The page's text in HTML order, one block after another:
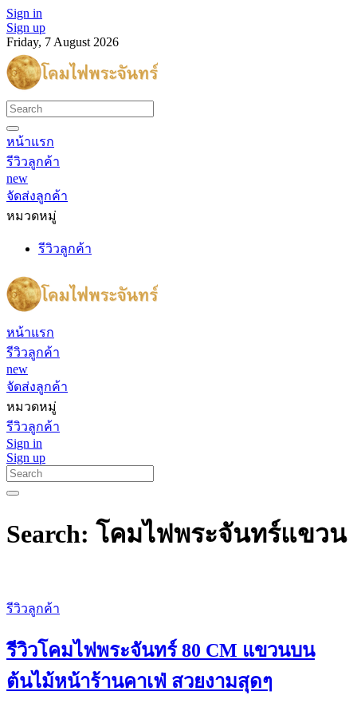
Sign in
Sign up
Friday, 7 August 2026
หน้าแรก
รีวิวลูกค้า
new
จัดส่งลูกค้า
หมวดหมู่
รีวิวลูกค้า
หน้าแรก
รีวิวลูกค้า
new
จัดส่งลูกค้า
หมวดหมู่
รีวิวลูกค้า
Sign in
Sign up
Search: โคมไฟพระจันทร์แขวน
รีวิวลูกค้า
รีวิวโคมไฟพระจันทร์ 80 CM แขวนบน
ต้นไม้หน้าร้านคาเฟ่ สวยงามสุดๆ